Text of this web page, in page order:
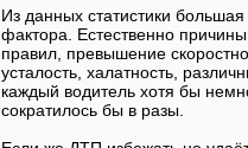
Из данных статистики большая
фактора. Естественно
правил, превышение
усталость, халатность,
каждый водитель хотя бы
сократилось бы в разы.